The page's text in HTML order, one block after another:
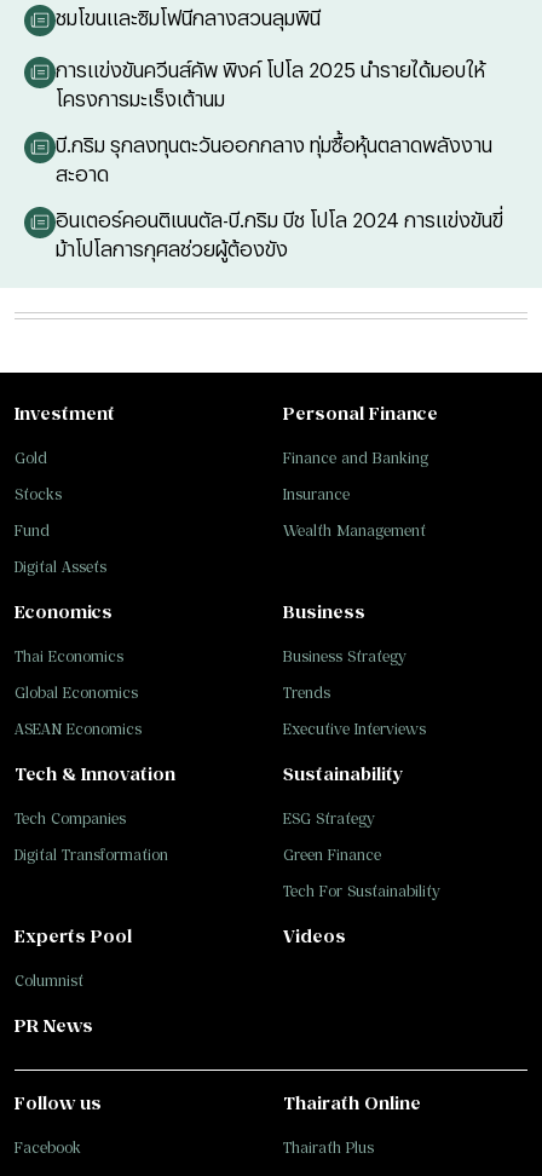
ชมโขนและซิมโฟนีกลางสวนลุมพินี
การแข่งขันควีนส์คัพ พิงค์ โปโล 2025 นำรายได้มอบให้
โครงการมะเร็งเต้านม
บี.กริม รุกลงทุนตะวันออกกลาง ทุ่มซื้อหุ้นตลาดพลังงาน
สะอาด
อินเตอร์คอนติเนนตัล-บี.กริม บีช โปโล 2024 การแข่งขันขี่
ม้าโปโลการกุศลช่วยผู้ต้องขัง
Investment
Gold
Stocks
Fund
Digital Assets
Personal Finance
Finance and Banking
Insurance
Wealth Management
Business
Business Strategy
Trends
Executive Interviews
Tech & Innovation
Tech Companies
Digital Transformation
Sustainability
ESG Strategy
Green Finance
Tech For Sustainability
Economics
Thai Economics
Global Economics
ASEAN Economics
Experts Pool
Columnist
Videos
PR News
Follow us
Facebook
Thairath Online
Thairath Plus